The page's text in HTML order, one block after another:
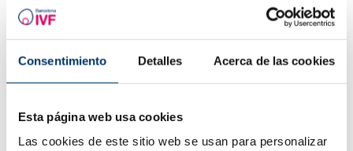
Consentimiento Detalles Acerca de las cookies
Esta página web usa cookies
Las cookies de este sitio web se usan para personalizar
Ja. AMH zeigt den ovariellen Vorrat an, d.h., wie viele
Eizellen durch eine ovarielle Stimulation gewonnen werden
können. Es ist kein Fruchtbarkeitsanzeiger und ein niedriger
kann ein niedriger AMH-Wert die Erfolgsrate von
assistierten Reproduktionstechniken beeinträchtigen, da
weniger Eizellen pro Zyklus zur Verfügung stehen. Zudem